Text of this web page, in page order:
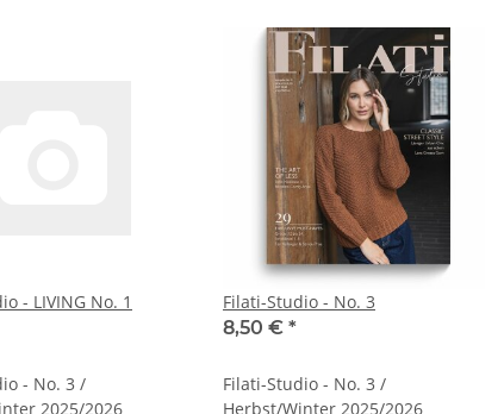
- LIVING No. 1
- No. 3 /
2025/2026
Filati-Studio - No. 3
8,50 € *
Filati-Studio - No. 3 /
Herbst/Winter 2025/2026